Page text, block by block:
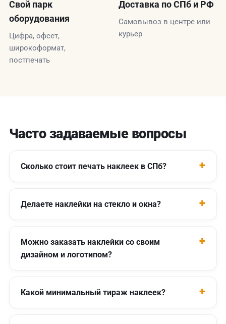
Свой парк
оборудования
Цифра, офсет,
широкоформат,
постпечать
Доставка по СПб и РФ
Самовывоз в центре или
курьер
Часто задаваемые вопросы
Сколько стоит печать наклеек в СПб?
Делаете наклейки на стекло и окна?
Можно заказать наклейки со своим
дизайном и логотипом?
Какой минимальный тираж наклеек?